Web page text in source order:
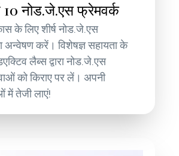
10 नोड.जे.एस फ्रेमवर्क
के लिए शीर्ष नोड.जे.एस
अन्वेषण करें। विशेषज्ञ सहायता के
लैब्स द्वारा नोड.जे.एस
को किराए पर लें। अपनी
में तेजी लाएं!